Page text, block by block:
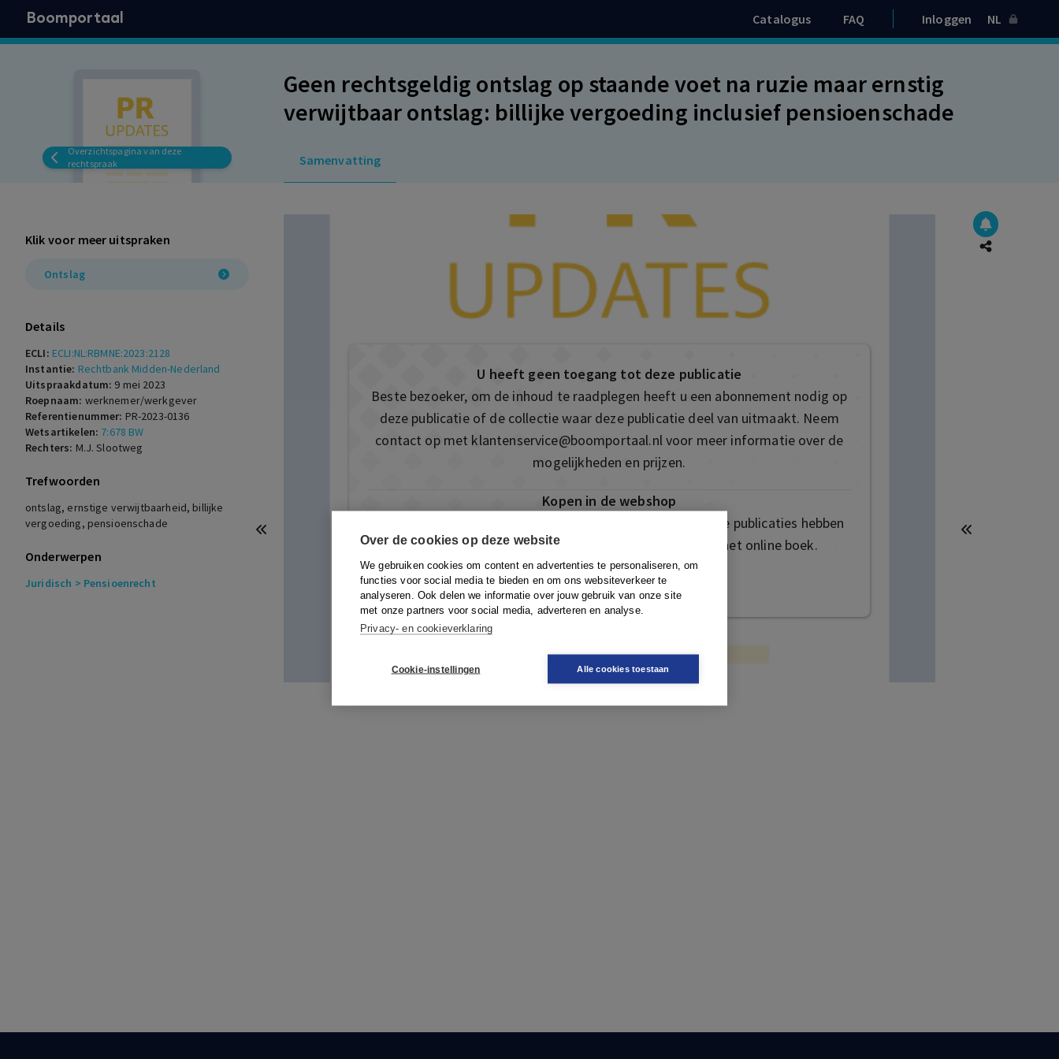
Over de cookies op deze website
We gebruiken cookies om content en advertenties te personaliseren, om
functies voor social media te bieden en om ons websiteverkeer te
analyseren. Ook delen we informatie over jouw gebruik van onze site
met onze partners voor social media, adverteren en analyse.
Privacy- en cookieverklaring
Cookie-instellingen Alle cookies toestaan
Boomportaal Catalogus FAQ Inloggen NL
Overzichtspagina van deze
rechtspraak
Geen rechtsgeldig ontslag op staande voet na ruzie maar ernstig
verwijtbaar ontslag: billijke vergoeding inclusief pensioenschade
Samenvatting
Klik voor meer uitspraken
Ontslag
Details
ECLI: ECLI:NL:RBMNE:2023:2128
Instantie: Rechtbank Midden-Nederland
Uitspraakdatum: 9 mei 2023
Roepnaam: werknemer/werkgever
Referentienummer: PR-2023-0136
Wetsartikelen: 7:678 BW
Rechters: M.J. Slootweg
Trefwoorden
ontslag, ernstige verwijtbaarheid, billijke
vergoeding, pensioenschade
Onderwerpen
Juridisch > Pensioenrecht
U heeft geen toegang tot deze publicatie
Beste bezoeker, om de inhoud te raadplegen heeft u een abonnement nodig op
deze publicatie of de collectie waar deze publicatie deel van uitmaakt. Neem
contact op met klantenservice@boomportaal.nlvoor meer informatie over de
mogelijkheden en prijzen.
Kopen in de webshop
Deze publicatie is ook te vinden in onze webshop. Sommige publicaties hebben
ook de mogelijkheid om direct toegang te kopen tot het online boek.
Naar de webshop